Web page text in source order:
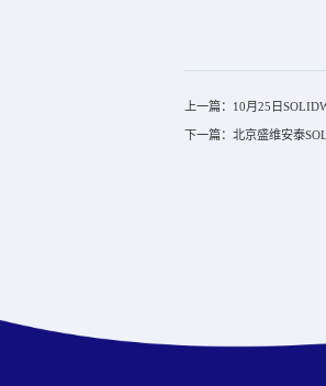
上一篇：10月25日
下一篇：北京盛维安泰